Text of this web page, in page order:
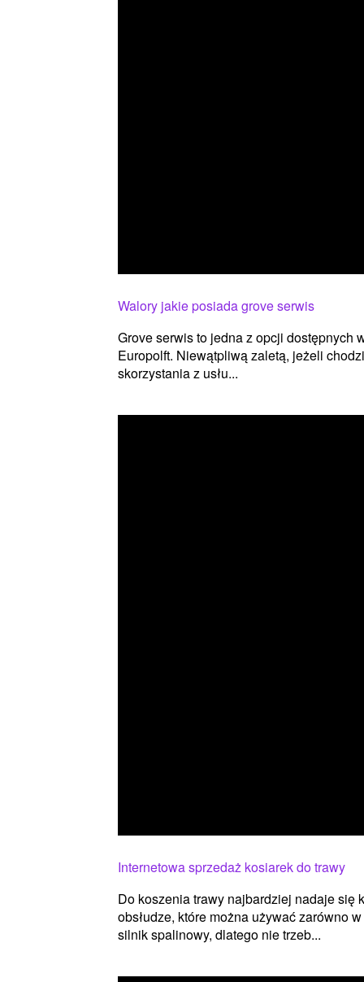
Walory jakie posiada grove serwis
Grove serwis to jedna z opcji dostępnych
Europolft. Niewątpliwą zaletą, jeżeli
skorzystania z usłu...
Internetowa sprzedaż kosiarek do trawy
Do koszenia trawy najbardziej nadaje się
obsłudze, które można używać zarówno
silnik spalinowy, dlatego nie trzeb...